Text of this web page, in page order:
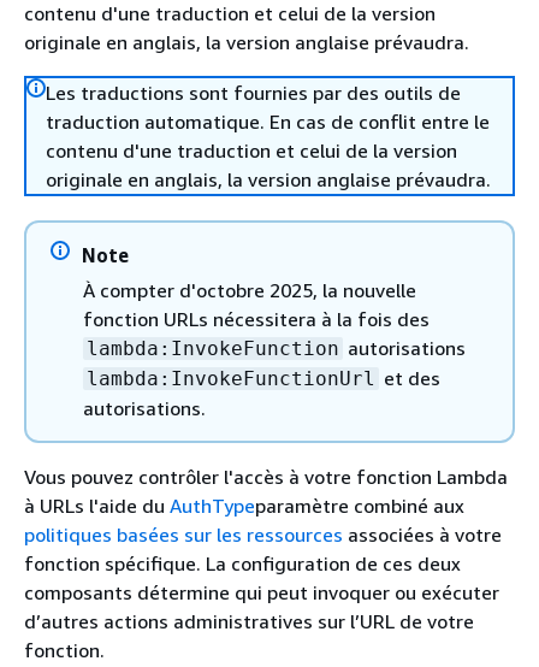
contenu d'une traduction et celui de la version
originale en anglais, la version anglaise prévaudra.
Les traductions sont fournies par des outils de
traduction automatique. En cas de conflit entre le
contenu d'une traduction et celui de la version
originale en anglais, la version anglaise prévaudra.
Note
À compter d'octobre 2025, la nouvelle
fonction URLs nécessitera à la fois des
lambda:InvokeFunction autorisations
lambda:InvokeFunctionUrl et des
autorisations.
Vous pouvez contrôler l'accès à votre fonction Lambda
à URLs l'aide du AuthTypeparamètre combiné aux
politiques basées sur les ressources associées à votre
fonction spécifique. La configuration de ces deux
composants détermine qui peut invoquer ou exécuter
d’autres actions administratives sur l’URL de votre
fonction.